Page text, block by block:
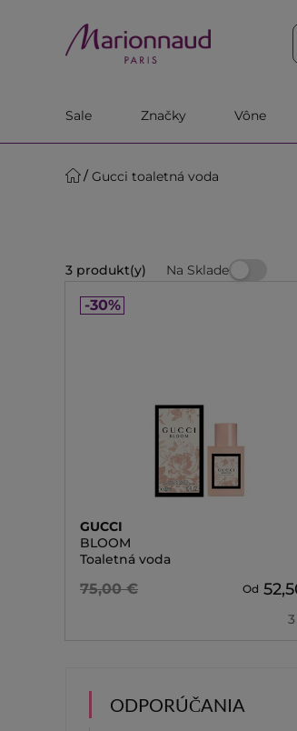
Sale Značky Vône
Gucci toaletná voda
3 produkt(y) Na Sklade
-30%
GUCCI
BLOOM
Toaletná voda
75,00 € Od
ODPORÚČANIA